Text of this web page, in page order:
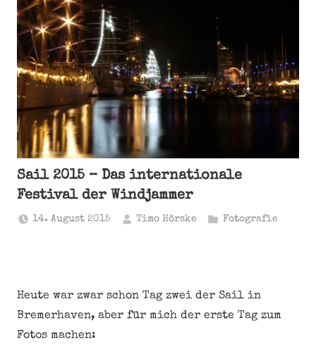
Sail 2015 – Das internationale
Festival der Windjammer
14. August 2015 Timo Hörske Fotografie
Heute war zwar schon Tag zwei der Sail in
Bremerhaven, aber für mich der erste Tag zum
Fotos machen: